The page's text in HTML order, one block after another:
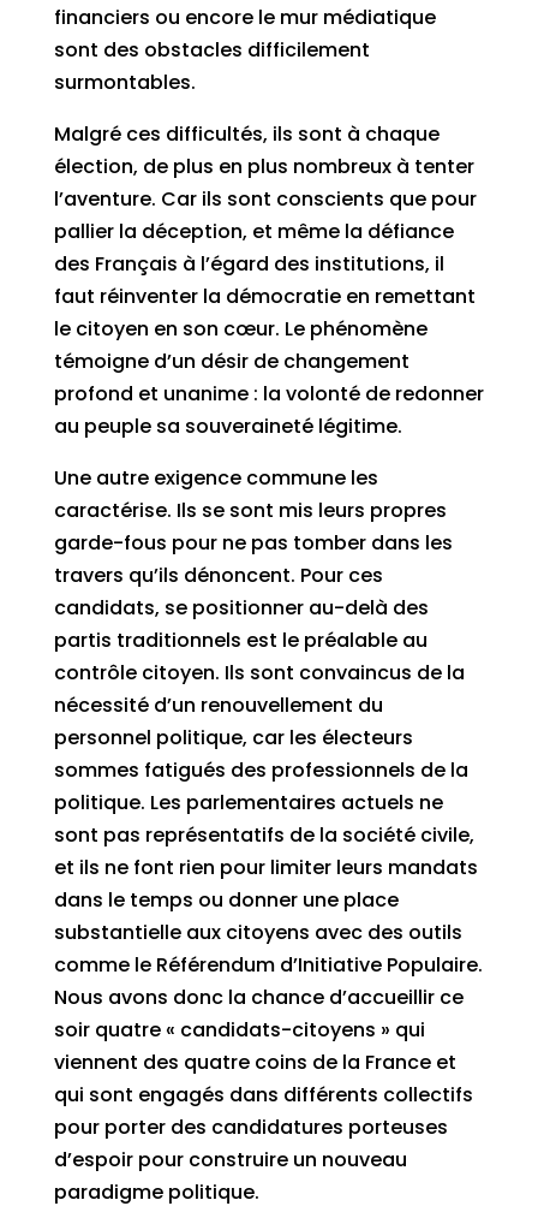
financiers ou encore le mur médiatique
sont des obstacles difficilement
surmontables.
Malgré ces difficultés, ils sont à chaque
élection, de plus en plus nombreux à tenter
l’aventure. Car ils sont conscients que pour
pallier la déception, et même la défiance
des Français à l’égard des institutions, il
faut réinventer la démocratie en remettant
le citoyen en son cœur. Le phénomène
témoigne d’un désir de changement
profond et unanime : la volonté de redonner
au peuple sa souveraineté légitime.
Une autre exigence commune les
caractérise. Ils se sont mis leurs propres
garde-fous pour ne pas tomber dans les
travers qu’ils dénoncent. Pour ces
candidats, se positionner au-delà des
partis traditionnels est le préalable au
contrôle citoyen. Ils sont convaincus de la
nécessité d’un renouvellement du
personnel politique, car les électeurs
sommes fatigués des professionnels de la
politique. Les parlementaires actuels ne
sont pas représentatifs de la société civile,
et ils ne font rien pour limiter leurs mandats
dans le temps ou donner une place
substantielle aux citoyens avec des outils
comme le Référendum d’Initiative Populaire.
Nous avons donc la chance d’accueillir ce
soir quatre « candidats-citoyens » qui
viennent des quatre coins de la France et
qui sont engagés dans différents collectifs
pour porter des candidatures porteuses
d’espoir pour construire un nouveau
paradigme politique.